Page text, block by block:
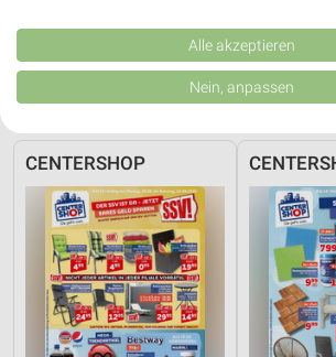
Sonderposten Angebote für
(Schloss-Stadt) und
CENTERSHOP
Kombinationen von Daten aus verschiedenen
Verbesserung der Angebote. Verwendung reduzierter
von Inhalten.
Daten können außerhalb der Europäischen Union
USA gesendet werden.
Website/App.
Partnerliste anzeigen (1 IAB-Anbieter)
Wir nutzen Ihre Daten für folgende Zwecke:
IAB-Verarbeitungszwecke:
Speichern von oder Zugriff auf
auf einem Endgerät
Verwendung reduzierter Daten zur
Werbeanzeigen
Alle akzeptieren
Nein, anpassen